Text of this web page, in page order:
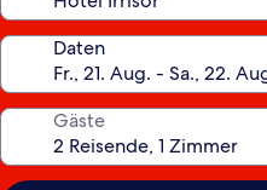
Daten
Gäste